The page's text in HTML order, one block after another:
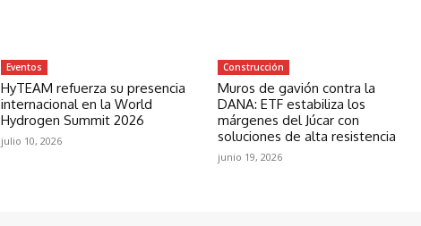
Eventos
HyTEAM refuerza su presencia
internacional en la World
Hydrogen Summit 2026
julio 10, 2026
Construcción
Muros de gavión contra la
DANA: ETF estabiliza los
márgenes del Júcar con
soluciones de alta resistencia
junio 19, 2026